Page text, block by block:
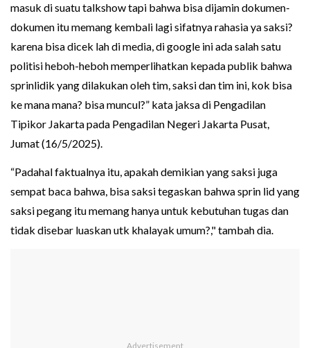
masuk di suatu talkshow tapi bahwa bisa dijamin dokumen-
dokumen itu memang kembali lagi sifatnya rahasia ya saksi?
karena bisa dicek lah di media, di google ini ada salah satu
politisi heboh-heboh memperlihatkan kepada publik bahwa
sprinlidik yang dilakukan oleh tim, saksi dan tim ini, kok bisa
ke mana mana? bisa muncul?” kata jaksa di Pengadilan
Tipikor Jakarta pada Pengadilan Negeri Jakarta Pusat,
Jumat (16/5/2025).
“Padahal faktualnya itu, apakah demikian yang saksi juga
sempat baca bahwa, bisa saksi tegaskan bahwa sprin lid yang
saksi pegang itu memang hanya untuk kebutuhan tugas dan
tidak disebar luaskan utk khalayak umum?," tambah dia.